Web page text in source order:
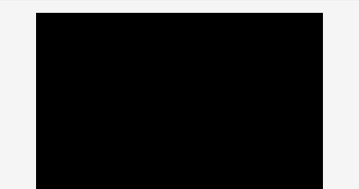
Noticias>Actualidad>U. de Caldas busca prevenir